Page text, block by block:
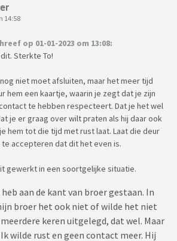
14:58
op 01-01-2023 om 13:08:
Sterkte To!
niet moet afsluiten, maar het meer tijd
hem een kaartje, waarin je zegt dat je zijn
te hebben respecteert. Dat je het wel
je er graag over wilt praten als hij daar ook
hem tot die tijd met rust laat. Laat die deur
accepteren dat dit het even is.
gewerkt in een soortgelijke situatie.
aan de kant van broer gestaan. In
broer het ook niet of wilde het niet
keren uitgelegd, dat wel. Maar
wilde rust en geen contact meer. Hij